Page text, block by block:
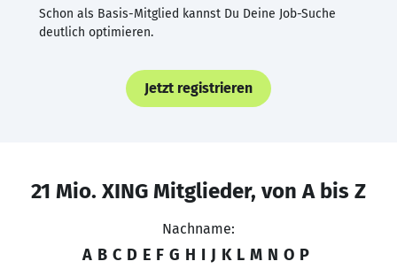
Schon als Basis-Mitglied kannst Du Deine Job-Suche
deutlich optimieren.
Jetzt registrieren
21 Mio. XING Mitglieder, von A bis Z
Nachname:
A B C D E F G H I J K L M N O P